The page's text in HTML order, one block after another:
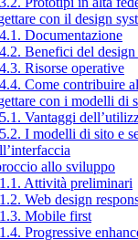
con il design
Documentazione
Benefici del design
Risorse operative
Come contribuire
con i modelli di
Vantaggi
I modelli di sito e
allo sviluppo
Attività preliminari
Web design
Mobile first
Progressive